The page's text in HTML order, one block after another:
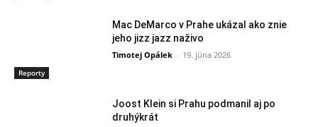
Reporty
Mac DeMarco v Prahe ukázal ako znie
jeho jizz jazz naživo
Timotej Opálek - 19. júna 2026
Joost Klein si Prahu podmanil aj po
druhýkrát